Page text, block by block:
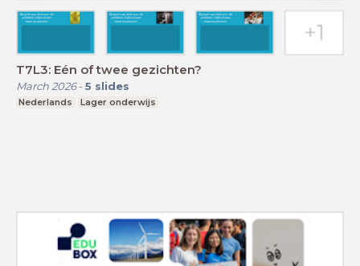
T7L3: Eén of twee gezichten?
March 2026- 5 slides
Nederlands Lager onderwijs